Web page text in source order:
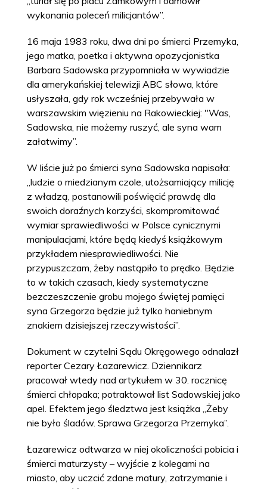
wykonania poleceń milicjantów”.
16 maja 1983 roku, dwa dni po śmierci Przemyka,
jego matka, poetka i aktywna opozycjonistka
Barbara Sadowska przypomniała w wywiadzie
dla amerykańskiej telewizji ABC słowa, które
usłyszała, gdy rok wcześniej przebywała w
warszawskim więzieniu na Rakowieckiej: "Was,
Sadowska, nie możemy ruszyć, ale syna wam
załatwimy”.
W liście już po śmierci syna Sadowska napisała:
„ludzie o miedzianym czole, utożsamiający milicję
z władzą, postanowili poświęcić prawdę dla
swoich doraźnych korzyści, skompromitować
wymiar sprawiedliwości w Polsce cynicznymi
manipulacjami, które będą kiedyś książkowym
przykładem niesprawiedliwości. Nie
przypuszczam, żeby nastąpiło to prędko. Będzie
to w takich czasach, kiedy systematyczne
bezczeszczenie grobu mojego świętej pamięci
syna Grzegorza będzie już tylko haniebnym
znakiem dzisiejszej rzeczywistości”.
Dokument w czytelni Sądu Okręgowego odnalazł
reporter Cezary Łazarewicz. Dziennikarz
pracował wtedy nad artykułem w 30. rocznicę
śmierci chłopaka; potraktował list Sadowskiej jako
apel. Efektem jego śledztwa jest książka „Żeby
nie było śladów. Sprawa Grzegorza Przemyka”.
Łazarewicz odtwarza w niej okoliczności pobicia i
śmierci maturzysty – wyjście z kolegami na
miasto, aby uczcić zdane matury, zatrzymanie i